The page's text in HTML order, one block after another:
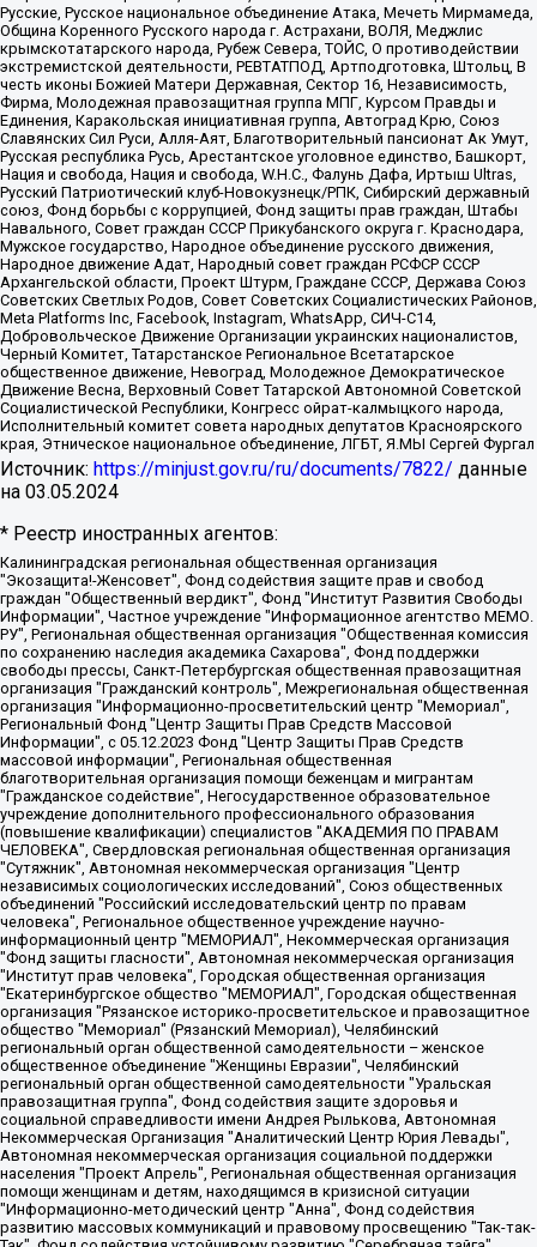
Русские, Русское национальное объединение Атака, Мечеть Мирмамеда,
Община Коренного Русского народа г. Астрахани, ВОЛЯ, Меджлис
крымскотатарского народа, Рубеж Севера, ТОЙС, О противодействии
экстремистской деятельности, РЕВТАТПОД, Артподготовка, Штольц, В
честь иконы Божией Матери Державная, Сектор 16, Независимость,
Фирма, Молодежная правозащитная группа МПГ, Курсом Правды и
Единения, Каракольская инициативная группа, Автоград Крю, Союз
Славянских Сил Руси, Алля-Аят, Благотворительный пансионат Ак Умут,
Русская республика Русь, Арестантское уголовное единство, Башкорт,
Нация и свобода, Нация и свобода, W.H.С., Фалунь Дафа, Иртыш Ultras,
Русский Патриотический клуб-Новокузнецк/РПК, Сибирский державный
союз, Фонд борьбы с коррупцией, Фонд защиты прав граждан, Штабы
Навального, Совет граждан СССР Прикубанского округа г. Краснодара,
Мужское государство, Народное объединение русского движения,
Народное движение Адат, Народный совет граждан РСФСР СССР
Архангельской области, Проект Штурм, Граждане СССР, Держава Союз
Советских Светлых Родов, Совет Советских Социалистических Районов,
Meta Platforms Inc, Facebook, Instagram, WhatsApp, СИЧ-С14,
Добровольческое Движение Организации украинских националистов,
Черный Комитет, Татарстанское Региональное Всетатарское
общественное движение, Невоград, Молодежное Демократическое
Движение Весна, Верховный Совет Татарской Автономной Советской
Социалистической Республики, Конгресс ойрат-калмыцкого народа,
Исполнительный комитет совета народных депутатов Красноярского
края, Этническое национальное объединение, ЛГБТ, Я.МЫ Сергей Фургал
Источник: https://minjust.gov.ru/ru/documents/7822/ данные
на 03.05.2024
* Реестр иностранных агентов:
Калининградская региональная общественная организация "Экозащита!-Женсовет", Фонд содействия защите прав и свобод граждан "Общественный вердикт", Фонд "Институт Развития Свободы Информации", Частное учреждение "Информационное агентство МЕМО. РУ", Региональная общественная организация "Общественная комиссия по сохранению наследия академика Сахарова", Фонд поддержки свободы прессы, Санкт-Петербургская общественная правозащитная организация "Гражданский контроль", Межрегиональная общественная организация "Информационно-просветительский центр "Мемориал", Региональный Фонд "Центр Защиты Прав Средств Массовой Информации", с 05.12.2023 Фонд "Центр Защиты Прав Средств массовой информации", Региональная общественная благотворительная организация помощи беженцам и мигрантам "Гражданское содействие", Негосударственное образовательное учреждение дополнительного профессионального образования (повышение квалификации) специалистов "АКАДЕМИЯ ПО ПРАВАМ ЧЕЛОВЕКА", Свердловская региональная общественная организация "Сутяжник", Автономная некоммерческая организация "Центр независимых социологических исследований", Союз общественных объединений "Российский исследовательский центр по правам человека", Региональное общественное учреждение научно-информационный центр "МЕМОРИАЛ", Некоммерческая организация "Фонд защиты гласности", Автономная некоммерческая организация "Институт прав человека", Городская общественная организация "Екатеринбургское общество "МЕМОРИАЛ", Городская общественная организация "Рязанское историко-просветительское и правозащитное общество "Мемориал" (Рязанский Мемориал), Челябинский региональный орган общественной самодеятельности – женское общественное объединение "Женщины Евразии", Челябинский региональный орган общественной самодеятельности "Уральская правозащитная группа", Фонд содействия защите здоровья и социальной справедливости имени Андрея Рылькова, Автономная Некоммерческая Организация "Аналитический Центр Юрия Левады", Автономная некоммерческая организация социальной поддержки населения "Проект Апрель", Региональная общественная организация помощи женщинам и детям, находящимся в кризисной ситуации "Информационно-методический центр "Анна", Фонд содействия развитию массовых коммуникаций и правовому просвещению "Так-так-Так", Фонд содействия устойчивому развитию "Серебряная тайга", Свердловский региональный общественный фонд социальных проектов "Новое время", "Idel.Реалии", Кавказ.Реалии, Крым.Реалии, Телеканал Настоящее Время, Татаро-башкирская служба Радио Свобода (Azatliq Radiosi), Радио Свободная Европа/Радио Свобода (PCE/PC), "Сибирь.Реалии", "Фактограф", Благотворительный фонд помощи осужденным и их семьям, Автономная некоммерческая организация "Институт глобализации и социальных движений", Фонд "В защиту прав заключенных", Частное учреждение "Центр поддержки и содействия развитию средств массовой информации", Пензенский региональный общественный благотворительный фонд "Гражданский союз", "Север.Реалии", Некоммерческая организация Фонд "Правовая инициатива", Общество с ограниченной ответственностью "Радио Свободная Европа/Радио Свобода", Чешское информационное агентство "MEDIUM-ORIENT", Красноярская региональная общественная организация "Мы против СПИДа", Камалягин Денис Николаевич, Маркелов Сергей Евгеньевич, Пономарев Лев Александрович, Савицкая Людмила Алексеевна, Автономная некоммерческая организация "Центр по работе с проблемой насилия "НАСИЛИЮ.НЕТ", Межрегиональный профессиональный союз работников здравоохранения "Альянс врачей", Юридическое лицо, зарегистрированное в Латвийской Республике, SIA "Medusa Project" (регистрационный номер 40103797863, дата регистрации 10.06.2014), Некоммерческая организация "Фонд по борьбе с коррупцией", Автономная некоммерческая организация "Институт права и публичной политики", Баданин Роман Сергеевич, Гликин Максим Александрович, Железнова Мария Михайловна, Лукьянова Юлия Сергеевна, Маетная Елизавета Витальевна, Маняхин Петр Борисович, Чуракова Ольга Владимировна, Ярош Юлия Петровна, Юридическое лицо "The Insider SIA", зарегистрированное в Риге, Латвийская Республика (дата регистрации 26.06.2015), являющееся администратором доменного имени интернет-издания "The Insider SIA", https://theins.ru, Постернак Алексей Евгеньевич, Рубин Михаил Аркадьевич, Анин Роман Александрович, Юридическое лицо Istories fonds, зарегистрированное в Латвийской Республике (регистрационный номер 50008295751, дата регистрации 24.02.2020), Великовский Дмитрий Александрович, Долинина Ирина Николаевна, Мароховская Алеся Алексеевна, Шлейнов Роман Юрьевич, Шмагун Олеся Валентиновна, Общество с ограниченной ответственностью "Альтаир 2021", Общество с ограниченной ответственностью "Вега 2021", Общество с ограниченной ответственностью "Главный редактор 2021", Общество с ограниченной ответственностью "Ромашки монолит", Важенков Артем Валерьевич, Ивановская областная общественная организация "Центр гендерных исследований", Гурман Юрий Альбертович, Медиапроект "ОВД-Инфо", Егоров Владимир Владимирович, Жилинский Владимир Александрович, Общество с ограниченной ответственностью "ЗП", Иванова София Юрьевна, Карезина Инна Павловна, Кильтау Екатерина Викторовна, Петров Алексей Викторович, Пискунов Сергей Евгеньевич, Смирнов Сергей Сергеевич, Тихонов Михаил Сергеевич, Общество с ограниченной ответственностью "ЖУРНАЛИСТ-ИНОСТРАННЫЙ АГЕНТ", Арапова Галина Юрьевна, Вольтская Татьяна Анатольевна, Американская компания "Mason G.E.S. Anonymous Foundation" (США), являющаяся владельцем интернет-издания https://mnews.world/, Компания "Stichting Bellingcat", зарегистрированная в Нидерландах (дата регистрации 11.07.2018), Захаров Андрей Вячеславович, Клепиковская Екатерина Дмитриевна, Общество с ограниченной ответственностью "МЕМО", Перл Роман Александрович, Симонов Евгений Алексеевич, Соловьева Елена Анатольевна, Сотников Даниил Владимирович, Сурначева Елизавета Дмитриевна, Автономная некоммерческая организация по защите прав человека и информированию населения "Якутия – Наше Мнение", Общество с ограниченной ответственностью "Москоу диджитал медиа", с 26.01.2023 Общество с ограниченной ответственностью "Чайка Белые сады", Ветошкина Валерия Валерьевна, Заговора Максим Александрович, Межрегиональное общественное движение "Российская ЛГБТ - сеть", Оленичев Максим Владимирович, Павлов Иван Юрьевич, Скворцова Елена Сергеевна, Общество с ограниченной ответственностью "Как бы инагент", Кочетков Игорь Викторович, Общество с ограниченной ответственностью "Честные выборы", Еланчик Олег Александрович, Общество с ограниченной ответственностью "Нобелевский призыв", Гималова Регина Эмилевна, Григорьев Андрей Валерьевич, Григорьева Алина Александровна, Ассоциация по содействию защите прав призывников, альтернативнослужащих и военнослужащих "Правозащитная группа "Гражданин.Армия.Право", Хисамова Регина Фаритовна, Автономная некоммерческая организация по реализации социально-правовых программ "Лилит", Дальневосточное общественное движение "Маяк", Санкт-Петербургская ЛГБТ-инициативная группа "Выход", Инициативная группа ЛГБТ+ "Реверс", Алексеев Андрей Викторович, Бекбулатова Таисия Львовна, Беляев Иван Михайлович, Владыкина Елена Сергеевна, Гельман Марат Александрович, Никульшина Вероника Юрьевна, Толоконникова Надежда Андреевна, Шендерович Виктор Анатольевич, Общество с ограниченной ответственностью "Данное сообщение", Общество с ограниченной ответственностью Издательский дом "Новая глава", Айнбиндер Александра Александровна, Московский комьюнити-центр для ЛГБТ+инициатив, Благотворительный фонд развития филантропии, Deutsche Welle (Германия, Kurt-Schumacher-Strasse 3, 53113 Bonn), Борзунова Мария Михайловна, Воробьев Виктор Викторович, Голубева Анна Львовна, Константинова Алла Михайловна, Малкова Ирина Владимировна, Мурадов Мурад Абдулгалимович, Осетинская Елизавета Николаевна, Понасенков Евгений Николаевич, Ганапольский Матвей Юрьевич, Киселев Евгений Алексеевич, Борухович Ирина Григорьевна, Дремин Иван Тимофеевич, Дубровский Дмитрий Викторович, Красноярская региональная общественная организация поддержки и развития альтернативных образовательных технологий и межкультурных коммуникаций "ИНТЕРРА", Маяковская Екатерина Алексеевна, Фейгин Марк Захарович, Филимонов Андрей Викторович, Дзугкоева Регина Николаевна, Доброхотов Роман Александрович, Дудь Юрий Александрович, Елкин Сергей Владимирович, Кругликов Кирилл Игоревич, Сабунаева Мария Леонидовна, Семенов Алексей Владимирович, Шаинян Карен Багратович, Шульман Екатерина Михайловна, Асафьев Артур Валерьевич, Вахштайн Виктор Семенович, Венедиктов Алексей Алексеевич, Лушникова Екатерина Евгеньевна, Волков Леонид Михайлович, Невзоров Александр Глебович, Пархоменко Сергей Борисович, Сироткин Ярослав Николаевич, Кара-Мурза Владимир Владимирович, Баранова Наталья Владимировна, Гозман Леонид Яковлевич, Кагарлицкий Борис Юльевич, Климарев Михаил Валерьевич, Милов Владимир Станиславович, Автономная некоммерческая организация Краснодарский центр современного искусства "Типография", Моргенштерн Алишер Тагирович, Соболь Любовь Эдуардовна, Общество с ограниченной ответственностью "ЛИЗА НОРМ", Каспаров Гарри Кимович, Ходорковский Михаил Борисович, Общество с ограниченной ответственностью "Апрельские тезисы", Данилович Ирина Брониславовна, Кашин Олег Владимирович, Петров Николай Владимирович, Пивоваров Алексей Владимирович, Соколов Михаил Владимирович, Цветкова Юлия Владимировна, Чичваркин Евгений Александрович, Комитет против пыток/Команда против пыток, Общество с ограниченной ответственностью "Первый научный", Общество с ограниченной ответственностью "Вертолет и ко", Белоцерковская Вероника Борисовна, Кац Максим Евгеньевич, Лазарева Татьяна Юрьевна, Шаведдинов Руслан Табризович, Яшин Илья Валерьевич, Общество с ограниченной ответственностью "Иноагент ААВ", Алешковский Дмитрий Петрович, Альбац Евгения Марковна, Быков Дмитрий Львович, Галямина Юлия Евгеньевна, Лойко Сергей Леонидович, Мартынов Кирилл Константинович, Медведев Сергей Александрович, Крашенинников Федор Геннадиевич, Гордеева Катерина Вл